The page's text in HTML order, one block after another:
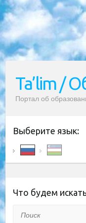
Ta’lim /
Портал об
Выберите язык:
Что будем